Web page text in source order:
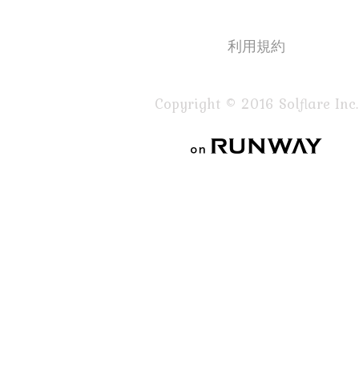
利用規約
Copyright © 2016 Solflare Inc.